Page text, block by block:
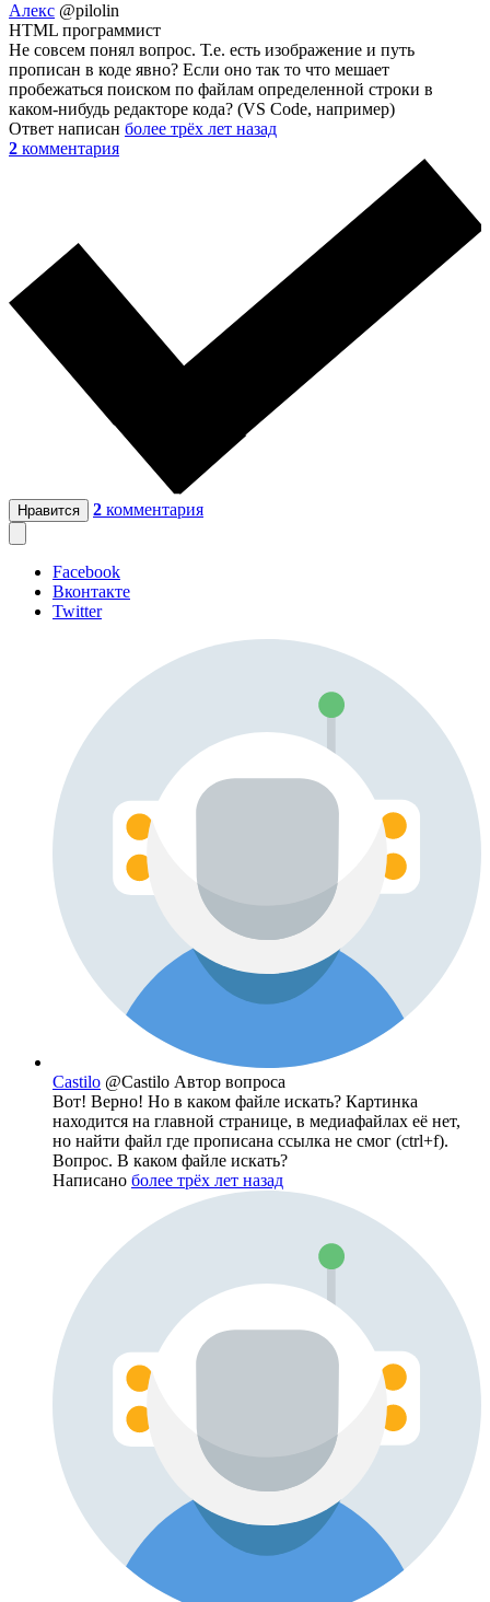
Алекс @pilolin
HTML программист
Не совсем понял вопрос. Т.е. есть изображение и путь
прописан в коде явно? Если оно так то что мешает
пробежаться поиском по файлам определенной строки в
каком-нибудь редакторе кода? (VS Code, например)
Ответ написан более трёх лет назад
2 комментария
Нравится 2 комментария
Facebook
Вконтакте
Twitter
Castilo @Castilo Автор вопроса
Вот! Верно! Но в каком файле искать? Картинка
находится на главной странице, в медиафайлах её нет,
но найти файл где прописана ссылка не смог (ctrl+f).
Вопрос. В каком файле искать?
Написано более трёх лет назад